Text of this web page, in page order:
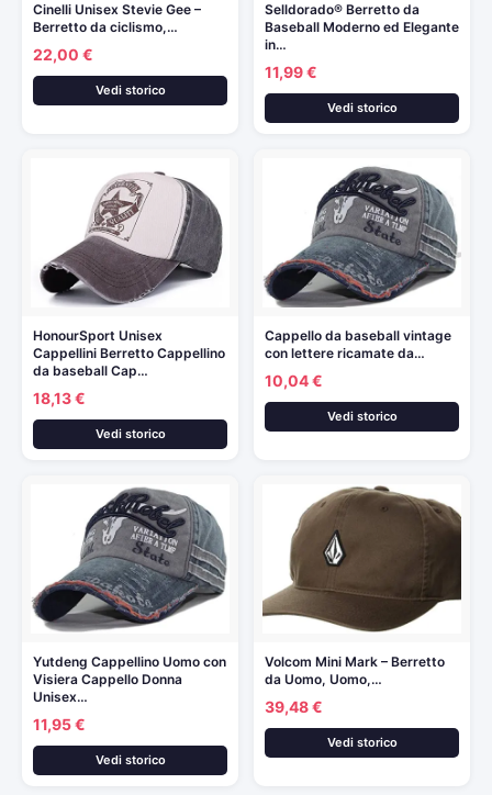
Cinelli Unisex Stevie Gee –
Berretto da ciclismo,…
22,00 €
Vedi storico
Selldorado® Berretto da
Baseball Moderno ed Elegante
in…
11,99 €
Vedi storico
HonourSport Unisex
Cappellini Berretto Cappellino
da baseball Cap…
18,13 €
Vedi storico
Cappello da baseball vintage
con lettere ricamate da…
10,04 €
Vedi storico
Yutdeng Cappellino Uomo con
Visiera Cappello Donna
Unisex…
11,95 €
Vedi storico
Volcom Mini Mark – Berretto
da Uomo, Uomo,…
39,48 €
Vedi storico